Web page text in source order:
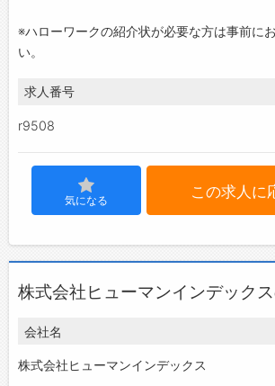
※ハローワークの紹介状が必要な方は事前に
い。
求人番号
r9508
気になる この求人に
株式会社ヒューマンインデック
会社名
株式会社ヒューマンインデックス